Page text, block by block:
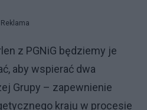
Reklama
z PGNiG będziemy je
aby wspierać dwa
Grupy – zapewnienie
kraju w procesie